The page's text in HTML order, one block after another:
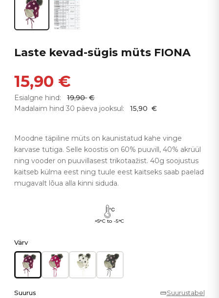
Laste kevad-sügis müts FIONA
15,90 €
Esialgne hind: 19,90 €
Madalaim hind 30 päeva jooksul:
15,90 €
Moodne täpiline müts on kaunistatud kahe vinge
karvase tutiga. Selle koostis on 60% puuvill, 40% akrüül
ning vooder on puuvillasest trikotaažist. 40g soojustus
kaitseb külma eest ning tuule eest kaitseks saab paelad
mugavalt lõua alla kinni siduda.
+5°C to -5°C
Värv
Suurus Suurustabel